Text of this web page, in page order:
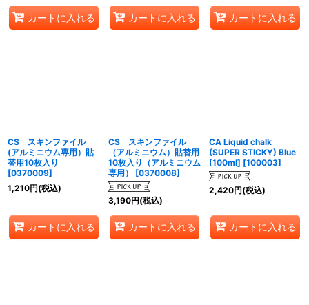
カートに入れる カートに入れる カートに入れる
CS スキンファイル
(アルミニウム専用）貼
替用10枚入り
[0370009]
1,210円(税込)
カートに入れる
CS スキンファイル
（アルミニウム）貼替用
10枚入り（アルミニウム
専用）
[0370008]
3,190円(税込)
カートに入れる
CA Liquid chalk
(SUPER STICKY) Blue
[100ml] [100003]
2,420円(税込)
カートに入れる